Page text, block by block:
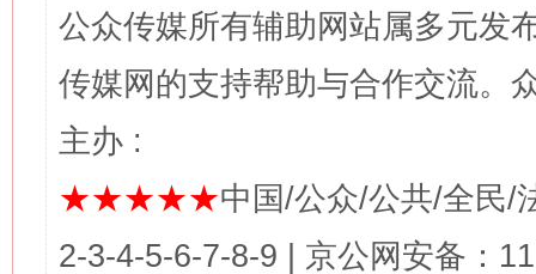
公众传媒所有辅助网站属多元发
传媒网的支持帮助与合作交流。
主办 :
★★★★★中国/公众/公共/全民/
2-3-4-5-6-7-8-9 | 京公网安备：